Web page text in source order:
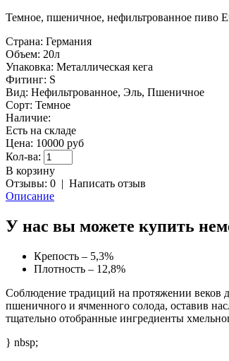
Темное, пшеничное, нефильтрованное пиво
Страна: Германия
Объем: 20л
Упаковка: Металлическая кега
Фитинг: S
Вид: Нефильтрованное, Эль, Пшеничное
Сорт: Темное
Наличие:
Есть на складе
Цена: 10000 руб
Кол-ва:
В корзину
Отзывы: 0 | Написать отзыв
Описание
У нас вы можете купить
Крепость – 5,3%
Плотность – 12,8%
Соблюдение традиций на протяжении веков
пшеничного и ячменного солода, оставив
тщательно отобранные ингредиенты
} nbsp;